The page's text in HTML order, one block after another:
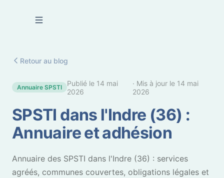
Retour au blog
Annuaire SPSTI Publié le 14 mai
2026
· Mis à jour le 14 mai
2026
SPSTI dans l'Indre (36) :
Annuaire et adhésion
Annuaire des SPSTI dans l'Indre (36) : services
agréés, communes couvertes, obligations légales et